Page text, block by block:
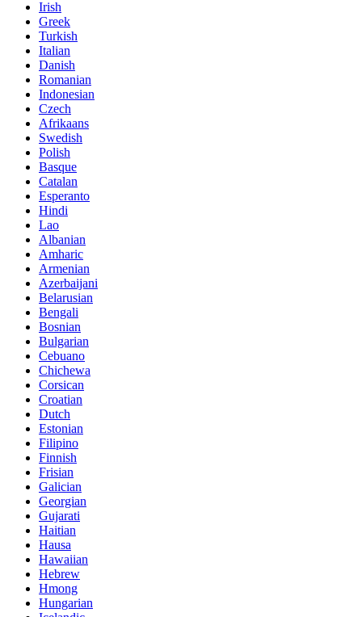
Irish
Greek
Turkish
Italian
Danish
Romanian
Indonesian
Czech
Afrikaans
Swedish
Polish
Basque
Catalan
Esperanto
Hindi
Lao
Albanian
Amharic
Armenian
Azerbaijani
Belarusian
Bengali
Bosnian
Bulgarian
Cebuano
Chichewa
Corsican
Croatian
Dutch
Estonian
Filipino
Finnish
Frisian
Galician
Georgian
Gujarati
Haitian
Hausa
Hawaiian
Hebrew
Hmong
Hungarian